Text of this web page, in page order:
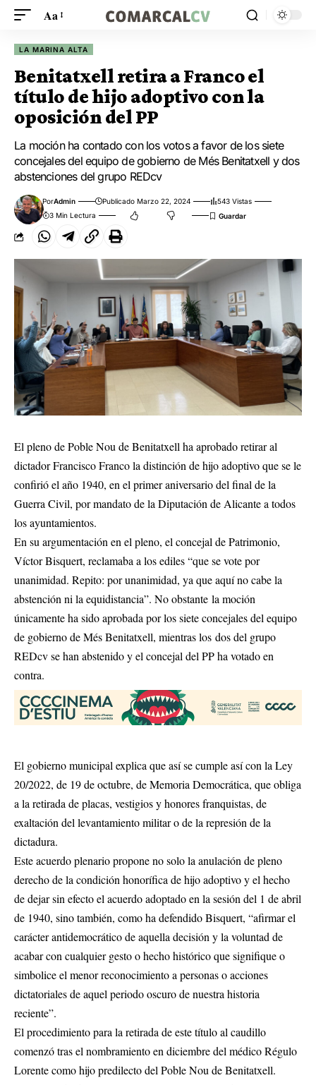
Aa
LA MARINA ALTA
Benitatxell retira a Franco el
título de hijo adoptivo con la
oposición del PP
La moción ha contado con los votos a favor de los siete
concejales del equipo de gobierno de Més Benitatxell y dos
abstenciones del grupo REDcv
PorAdmin Publicado Marzo 22, 2024
543 Vistas
3 Min Lectura
El pleno de Poble Nou de Benitatxell ha aprobado retirar al
dictador Francisco Franco la distinción de hijo adoptivo que se le
confirió el año 1940, en el primer aniversario del final de la
Guerra Civil, por mandato de la Diputación de Alicante a todos
los ayuntamientos.
En su argumentación en el pleno, el concejal de Patrimonio,
Víctor Bisquert, reclamaba a los ediles “que se vote por
unanimidad. Repito: por unanimidad, ya que aquí no cabe la
abstención ni la equidistancia”. No obstante la moción
únicamente ha sido aprobada por los siete concejales del equipo
de gobierno de Més Benitatxell, mientras los dos del grupo
REDcv se han abstenido y el concejal del PP ha votado en
contra.
El gobierno municipal explica que así se cumple así con la Ley
20/2022, de 19 de octubre, de Memoria Democrática, que obliga
a la retirada de placas, vestigios y honores franquistas, de
exaltación del levantamiento militar o de la represión de la
dictadura.
Este acuerdo plenario propone no solo la anulación de pleno
derecho de la condición honorífica de hijo adoptivo y el hecho
de dejar sin efecto el acuerdo adoptado en la sesión del 1 de abril
de 1940, sino también, como ha defendido Bisquert, “afirmar el
carácter antidemocrático de aquella decisión y la voluntad de
acabar con cualquier gesto o hecho histórico que signifique o
simbolice el menor reconocimiento a personas o acciones
dictatoriales de aquel periodo oscuro de nuestra historia
reciente”.
El procedimiento para la retirada de este título al caudillo
comenzó tras el nombramiento en diciembre del médico Régulo
Lorente como hijo predilecto del Poble Nou de Benitatxell.